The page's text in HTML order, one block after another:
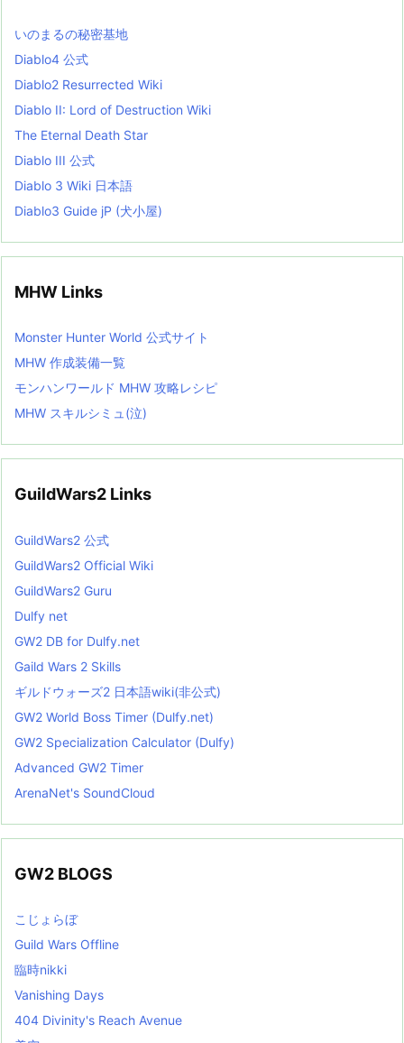
i
s
t
いのまるの秘密基地
Diablo4 公式
Diablo2 Resurrected Wiki
Diablo II: Lord of Destruction Wiki
The Eternal Death Star
Diablo III 公式
Diablo 3 Wiki 日本語
Diablo3 Guide jP (犬小屋)
MHW Links
Monster Hunter World 公式サイト
MHW 作成装備一覧
モンハンワールド MHW 攻略レシピ
MHW スキルシミュ(泣)
GuildWars2 Links
GuildWars2 公式
GuildWars2 Official Wiki
GuildWars2 Guru
Dulfy net
GW2 DB for Dulfy.net
Gaild Wars 2 Skills
ギルドウォーズ2 日本語wiki(非公式)
GW2 World Boss Timer (Dulfy.net)
GW2 Specialization Calculator (Dulfy)
Advanced GW2 Timer
ArenaNet's SoundCloud
GW2 BLOGS
こじょらぼ
Guild Wars Offline
臨時nikki
Vanishing Days
404 Divinity's Reach Avenue